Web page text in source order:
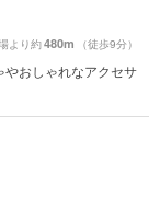
より約480m （徒歩9分）
やおしゃれなアクセサ